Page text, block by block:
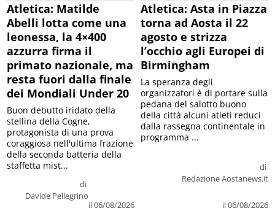
Atletica: Matilde
Abelli lotta come una
leonessa, la 4×400
azzurra firma il
primato nazionale, ma
resta fuori dalla finale
dei Mondiali Under 20
di
Davide Pellegrino
il 06/08/2026
Buon debutto iridato della
stellina della Cogne,
protagonista di una prova
coraggiosa nell'ultima frazione
della seconda batteria della
staffetta mist...
Atletica: Asta in Piazza
torna ad Aosta il 22
agosto e strizza
l’occhio agli Europei di
Birmingham
di
Redazione Aostanews.it
il 06/08/2026
La speranza degli
organizzatori è di portare sulla
pedana del salotto buono
della città alcuni atleti reduci
dalla rassegna continentale in
programma ...